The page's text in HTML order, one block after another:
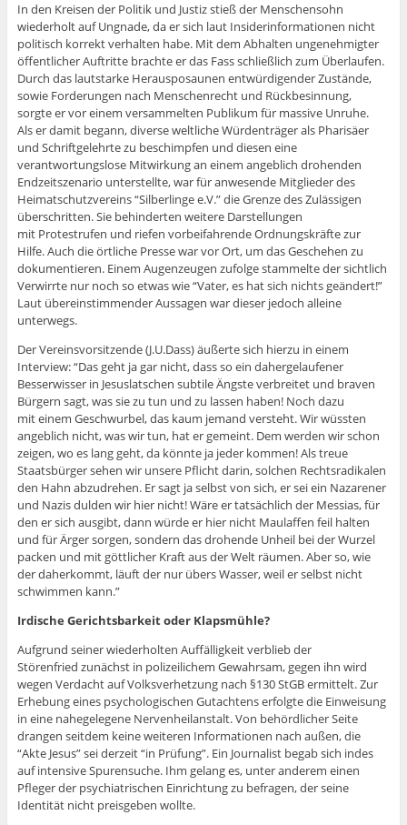
In den Kreisen der Politik und Justiz stieß der Menschensohn
wiederholt auf Ungnade, da er sich laut Insiderinformationen nicht
politisch korrekt verhalten habe. Mit dem Abhalten ungenehmigter
öffentlicher Auftritte brachte er das Fass schließlich zum Überlaufen.
Durch das lautstarke Herausposaunen entwürdigender Zustände,
sowie Forderungen nach Menschenrecht und Rückbesinnung,
sorgte er vor einem versammelten Publikum für massive Unruhe.
Als er damit begann, diverse weltliche Würdenträger als Pharisäer
und Schriftgelehrte zu beschimpfen und diesen eine
verantwortungslose Mitwirkung an einem angeblich drohenden
Endzeitszenario unterstellte, war für anwesende Mitglieder des
Heimatschutzvereins “Silberlinge e.V.” die Grenze des Zulässigen
überschritten. Sie behinderten weitere Darstellungen
mit Protestrufen und riefen vorbeifahrende Ordnungskräfte zur
Hilfe. Auch die örtliche Presse war vor Ort, um das Geschehen zu
dokumentieren. Einem Augenzeugen zufolge stammelte der sichtlich
Verwirrte nur noch so etwas wie “Vater, es hat sich nichts geändert!”
Laut übereinstimmender Aussagen war dieser jedoch alleine
unterwegs.
Der Vereinsvorsitzende (J.U.Dass) äußerte sich hierzu in einem
Interview: “Das geht ja gar nicht, dass so ein dahergelaufener
Besserwisser in Jesuslatschen subtile Ängste verbreitet und braven
Bürgern sagt, was sie zu tun und zu lassen haben! Noch dazu
mit einem Geschwurbel, das kaum jemand versteht. Wir wüssten
angeblich nicht, was wir tun, hat er gemeint. Dem werden wir schon
zeigen, wo es lang geht, da könnte ja jeder kommen! Als treue
Staatsbürger sehen wir unsere Pflicht darin, solchen Rechtsradikalen
den Hahn abzudrehen. Er sagt ja selbst von sich, er sei ein Nazarener
und Nazis dulden wir hier nicht! Wäre er tatsächlich der Messias, für
den er sich ausgibt, dann würde er hier nicht Maulaffen feil halten
und für Ärger sorgen, sondern das drohende Unheil bei der Wurzel
packen und mit göttlicher Kraft aus der Welt räumen. Aber so, wie
der daherkommt, läuft der nur übers Wasser, weil er selbst nicht
schwimmen kann.”
Irdische Gerichtsbarkeit oder Klapsmühle?
Aufgrund seiner wiederholten Auffälligkeit verblieb der
Störenfried zunächst in polizeilichem Gewahrsam, gegen ihn wird
wegen Verdacht auf Volksverhetzung nach §130 StGB ermittelt. Zur
Erhebung eines psychologischen Gutachtens erfolgte die Einweisung
in eine nahegelegene Nervenheilanstalt. Von behördlicher Seite
drangen seitdem keine weiteren Informationen nach außen, die
“Akte Jesus” sei derzeit “in Prüfung”. Ein Journalist begab sich indes
auf intensive Spurensuche. Ihm gelang es, unter anderem einen
Pfleger der psychiatrischen Einrichtung zu befragen, der seine
Identität nicht preisgeben wollte.